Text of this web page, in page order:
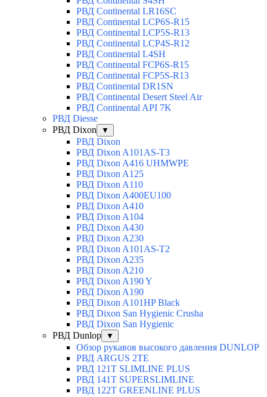
РВД Continental LR16SC
РВД Continental LCP6S-R15
РВД Continental LCP5S-R13
РВД Continental LCP4S-R12
РВД Continental L4SH
РВД Continental FCP6S-R15
РВД Continental FCP5S-R13
РВД Continental DR1SN
РВД Continental Desert Steel Air
РВД Continental API 7K
РВД Diesse
РВД Dixon
▼
РВД Dixon
РВД Dixon A101AS-T3
РВД Dixon A416 UHMWPE
РВД Dixon A125
РВД Dixon A110
РВД Dixon A400EU100
РВД Dixon A410
РВД Dixon A104
РВД Dixon A430
РВД Dixon A230
РВД Dixon A101AS-T2
РВД Dixon A235
РВД Dixon A210
РВД Dixon A190 Y
РВД Dixon A190
РВД Dixon A101HP Black
РВД Dixon San Hygienic Crusha
РВД Dixon San Hygienic
РВД Dunlop
▼
Обзор рукавов высокого давления DUNLOP
РВД ARGUS 2TE
РВД 121T SLIMLINE PLUS
РВД 141T SUPERSLIMLINE
РВД 122T GREENLINE PLUS